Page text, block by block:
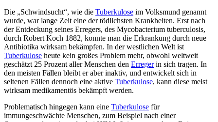
Die „Schwindsucht“, wie die Tuberkulose im Volksmund genannt
wurde, war lange Zeit eine der tödlichsten Krankheiten. Erst nach
der Entdeckung seines Erregers, des Mycobacterium tuberculosis,
durch Robert Koch 1882, konnte man die Erkrankung durch neue
Antibiotika wirksam bekämpfen. In der westlichen Welt ist
Tuberkulose heute kein großes Problem mehr, obwohl weltweit
geschätzt 25 Prozent aller Menschen den Erregerin sich tragen. In
den meisten Fällen bleibt er aber inaktiv, und entwickelt sich in
seltenen Fällen dennoch eine aktive Tuberkulose, kann diese meist
wirksam medikamentös bekämpft werden.
Problematisch hingegen kann eine Tuberkulose für
immungeschwächte Menschen, zum Beispiel nach einer